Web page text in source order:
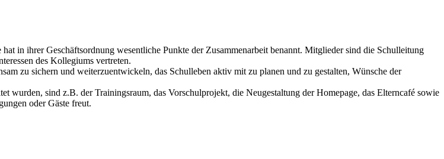
in ihrer Geschäftsordnung wesentliche Punkte der Zusammenarbeit benannt. Mitglieder sind die Schulleitung
des Kollegiums vertreten.
zu sichern und weiterzuentwickeln, das Schulleben aktiv mit zu planen und zu gestalten, Wünsche der
wurden, sind z.B. der Trainingsraum, das Vorschulprojekt, die Neugestaltung der Homepage, das Elterncafé sowie
oder Gäste freut.